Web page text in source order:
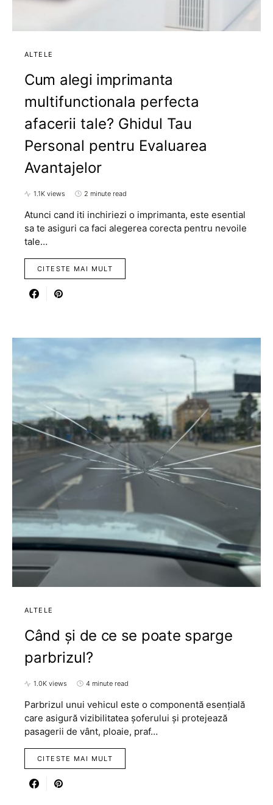
ALTELE
Cum alegi imprimanta
multifunctionala perfecta
afacerii tale? Ghidul Tau
Personal pentru Evaluarea
Avantajelor
1.1K views 2 minute read
Atunci cand iti inchiriezi o imprimanta, este esential
sa te asiguri ca faci alegerea corecta pentru nevoile
tale…
CITESTE MAI MULT
ALTELE
Când și de ce se poate sparge
parbrizul?
1.0K views 4 minute read
Parbrizul unui vehicul este o componentă esențială
care asigură vizibilitatea șoferului și protejează
pasagerii de vânt, ploaie, praf…
CITESTE MAI MULT